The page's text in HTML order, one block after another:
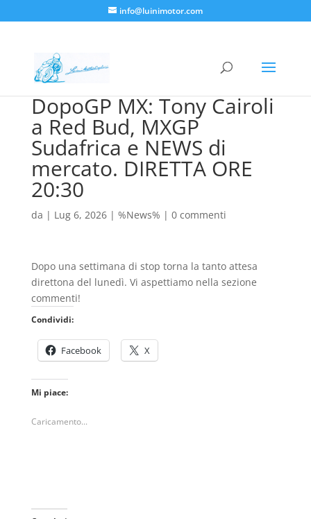
info@luinimotor.com
DopoGP MX: Tony Cairoli
a Red Bud, MXGP
Sudafrica e NEWS di
mercato. DIRETTA ORE
20:30
da | Lug 6, 2026| %News% | 0 commenti
Dopo una settimana di stop torna la tanto attesa
direttona del lunedì. Vi aspettiamo nella sezione
commenti!
Condividi:
Facebook X
Mi piace:
Caricamento...